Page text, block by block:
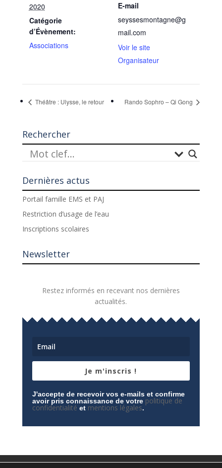
2020
Catégorie
d’Évènement:
Associations
E-mail
seyssesmontagne@g
mail.com
Voir le site
Organisateur
Théâtre : Ulysse, le retour Rando Sophro – Qi Gong
Rechercher
Dernières actus
Portail famille EMS et PAJ
Restriction d’usage de l’eau
Inscriptions scolaires
Newsletter
Restez informés en recevant nos dernières
actualités.
Je m'inscris !
J'accepte de recevoir vos e-mails et confirme
avoir pris connaissance de votre politique de
confidentialité et mentions légales.